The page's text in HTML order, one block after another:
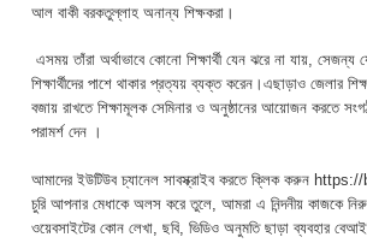
আল বাকী বরকতুল্লাহ অনান্য শিক্ষকরা।
এসময় তাঁরা অর্থাভাবে কোনো শিক্ষার্থী যেন ঝরে না যায়,
শিক্ষার্থীদের পাশে থাকার প্রত্যয় ব্যক্ত করেন।এছাড়াও জেলার
বজায় রাখতে শিক্ষামূলক সেমিনার ও অনুষ্ঠানের আয়োজন করতে
পরামর্শ দেন ।
আমাদের ইউটিউব চ্যানেল সাবস্ক্রাইব করতে ক্লিক করুন
চুরি আপনার মেধাকে অলস করে তুলে, আমরা এ নিন্দনীয় কাজকে
ওয়েবসাইটের কোন লেখা, ছবি, ভিডিও অনুমতি ছাড়া ব্যবহার